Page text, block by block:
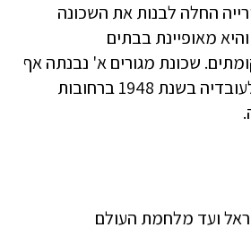
החלה לבנות את השכונה
בתחילת שנות ה-50 והיא מאופיינת בבתים
שכונת מגורים א' נבנתה אף
היא על ידי העירייה לעובדיה בשנת 1948 ברחובות
ועד מלחמת העולם